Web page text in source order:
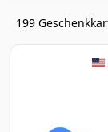
199